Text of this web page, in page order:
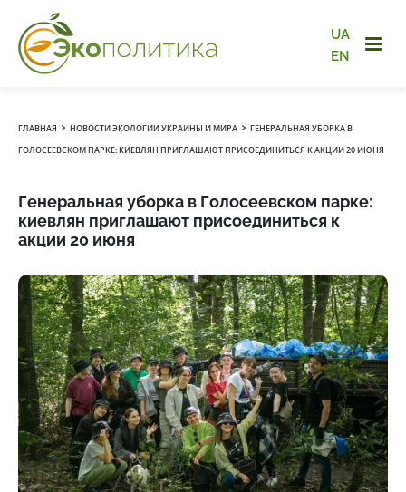
UA
EN
ГЛАВНАЯ › НОВОСТИ ЭКОЛОГИИ УКРАИНЫ И МИРА › ГЕНЕРАЛЬНАЯ УБОРКА В
ГОЛОСЕЕВСКОМ ПАРКЕ: КИЕВЛЯН ПРИГЛАШАЮТ ПРИСОЕДИНИТЬСЯ К АКЦИИ 20 ИЮНЯ
Генеральная уборка в Голосеевском парке:
киевлян приглашают присоединиться к
акции 20 июня